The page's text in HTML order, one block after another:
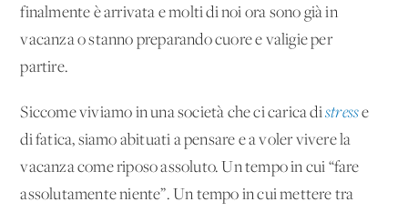
finalmente è arrivata e molti di noi ora sono già in
vacanza o stanno preparando cuore e valigie per
partire.
Siccome viviamo in una società che ci carica distresse
di fatica, siamo abituati a pensare e a voler vivere la
vacanza come riposo assoluto. Un tempo in cui “fare
assolutamente niente”. Un tempo in cui mettere tra